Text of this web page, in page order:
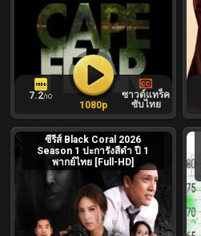
7.2/10
ซาวด์แทร็ค
ซับไทย
1080p
ซีรีส์ Black Coral 2026
Season 1 ปะการังสีดำ ปี 1
พากย์ไทย [Full-HD]